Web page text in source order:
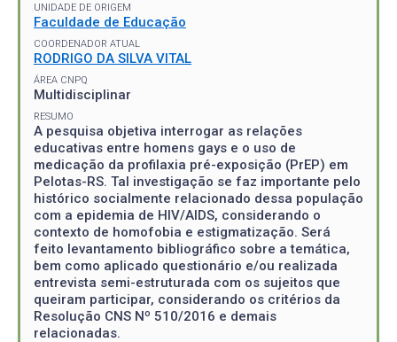
UNIDADE DE ORIGEM
Faculdade de Educação
COORDENADOR ATUAL
RODRIGO DA SILVA VITAL
ÁREA CNPQ
Multidisciplinar
RESUMO
A pesquisa objetiva interrogar as relações
educativas entre homens gays e o uso de
medicação da profilaxia pré-exposição (PrEP) em
Pelotas-RS. Tal investigação se faz importante pelo
histórico socialmente relacionado dessa população
com a epidemia de HIV/AIDS, considerando o
contexto de homofobia e estigmatização. Será
feito levantamento bibliográfico sobre a temática,
bem como aplicado questionário e/ou realizada
entrevista semi-estruturada com os sujeitos que
queiram participar, considerando os critérios da
Resolução CNS Nº 510/2016 e demais
relacionadas.